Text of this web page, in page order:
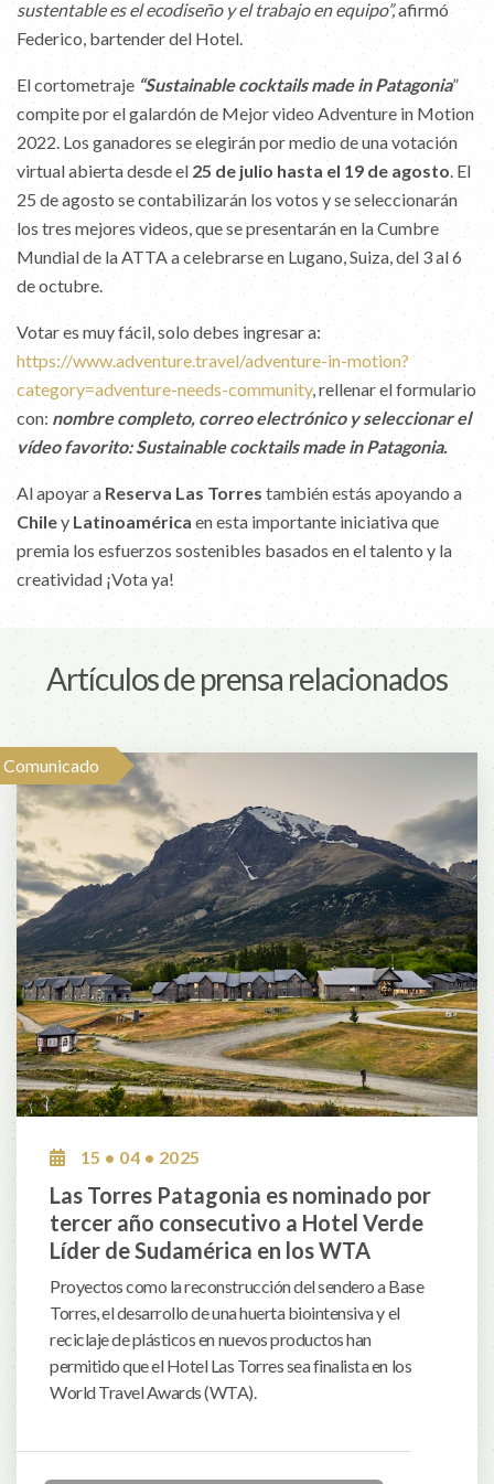
sustentable es el ecodiseño y el trabajo en equipo”,afirmó
Federico, bartender del Hotel.
El cortometraje “Sustainable cocktails made in Patagonia”
compite por el galardón de Mejor video Adventure in Motion
2022. Los ganadores se elegirán por medio de una votación
virtual abierta desde el25 de julio hasta el 19 de agosto. El
25 de agosto se contabilizarán los votos y se seleccionarán
los tres mejores videos, que se presentarán en la Cumbre
Mundial de la ATTA a celebrarse en Lugano, Suiza, del 3 al 6
de octubre.
Votar es muy fácil, solo debes ingresar a:
https://www.adventure.travel/adventure-in-motion?
category=adventure-needs-community, rellenar el formulario
con: nombre completo, correo electrónico y seleccionar el
vídeo favorito: Sustainable cocktails made in Patagonia.
Al apoyar aReserva Las Torres también estás apoyando a
Chiley Latinoamérica en esta importante iniciativa que
premia los esfuerzos sostenibles basados en el talento y la
creatividad ¡Vota ya!
Artículos de prensa relacionados
Comunicado
15 • 04 • 2025
Las Torres Patagonia es nominado por
tercer año consecutivo a Hotel Verde
Líder de Sudamérica en los WTA
Proyectos como la reconstrucción del sendero a Base
Torres, el desarrollo de una huerta biointensiva y el
reciclaje de plásticos en nuevos productos han
permitido que el Hotel Las Torres sea finalista en los
World Travel Awards (WTA).